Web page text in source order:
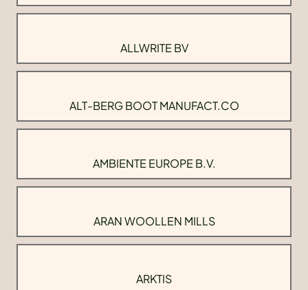
ALLWRITE BV
ALT-BERG BOOT MANUFACT.CO
AMBIENTE EUROPE B.V.
ARAN WOOLLEN MILLS
ARKTIS